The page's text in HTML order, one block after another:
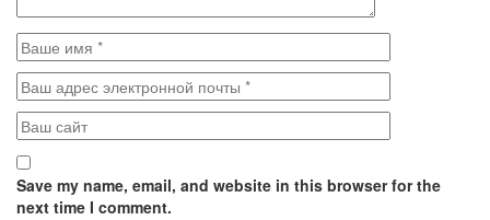
Save my name, email, and website in this browser for the
next time I comment.